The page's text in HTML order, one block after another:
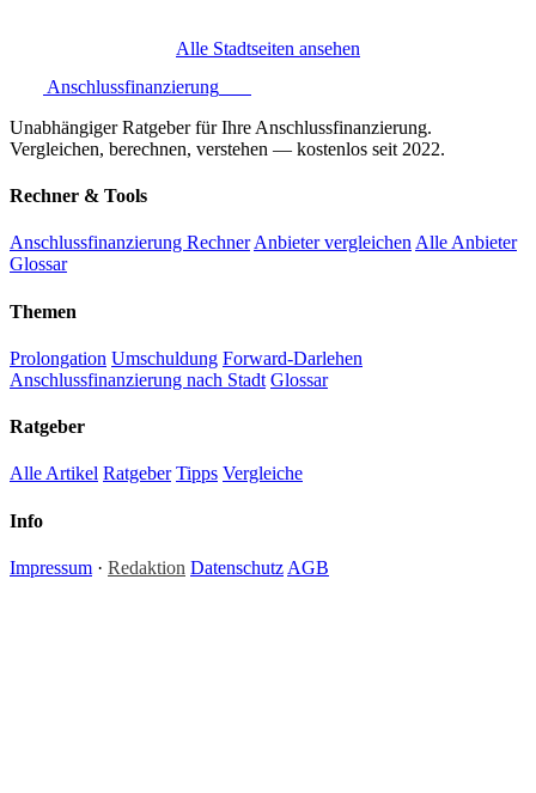
Alle Stadtseiten ansehen
Anschlussfinanzierung
Unabhängiger Ratgeber für Ihre Anschlussfinanzierung.
Vergleichen, berechnen, verstehen — kostenlos seit 2022.
Rechner & Tools
Anschlussfinanzierung RechnerAnbieter vergleichenAlle Anbieter
Glossar
Themen
Prolongation Umschuldung Forward-Darlehen
Anschlussfinanzierung nach Stadt Glossar
Ratgeber
Alle Artikel Ratgeber Tipps Vergleiche
Info
Impressum · Redaktion Datenschutz AGB